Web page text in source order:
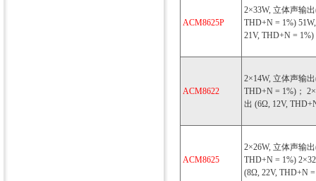
ACM8625P
2×33W, 立体声输
THD+N = 1%)
21V, THD+N = 1%)
ACM8622
2×14W, 立体声输
THD+N = 1%)；
出 (6Ω, 12V,
ACM8625
2×26W, 立体声输
THD+N = 1%)
(8Ω, 22V, THD+N